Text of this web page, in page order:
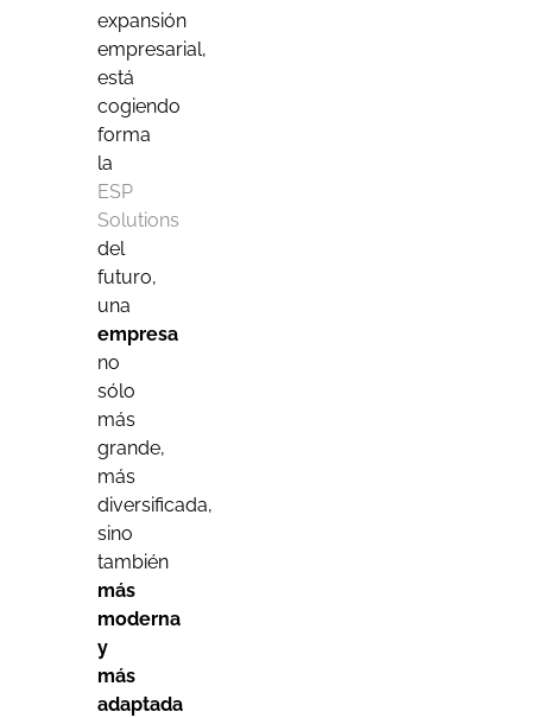
expansión
empresarial,
está
cogiendo
forma
la
ESP
Solutions
del
futuro,
una
empresa
no
sólo
más
grande,
más
diversificada,
sino
también
más
moderna
y
más
adaptada